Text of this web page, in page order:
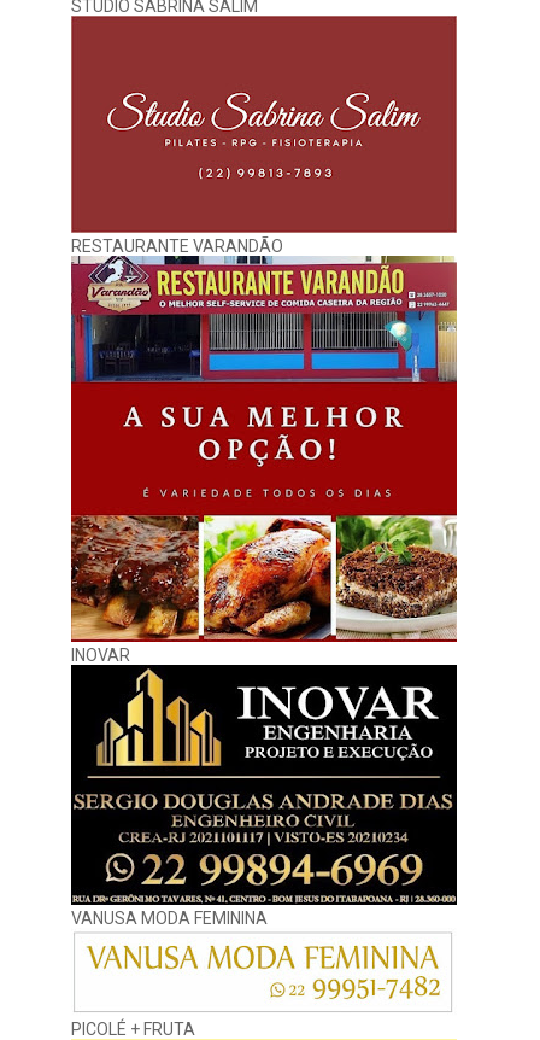
STUDIO SABRINA SALIM
RESTAURANTE VARANDÃO
INOVAR
VANUSA MODA FEMININA
PICOLÉ + FRUTA